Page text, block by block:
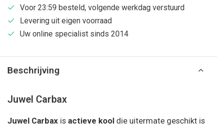
Voor 23:59 besteld, volgende werkdag verstuurd
Levering uit eigen voorraad
Uw online specialist sinds 2014
Beschrijving
Juwel Carbax
Juwel Carbax is actieve kool die uitermate geschikt is